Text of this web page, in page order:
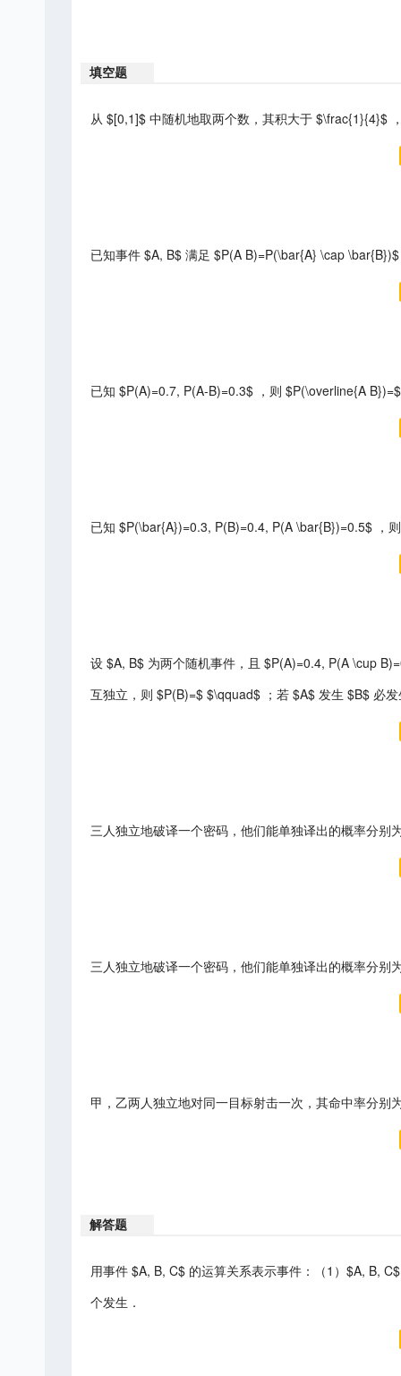
填空题
从 $[0,1]$ 中随机地取两个数，其积大于 $\frac{1}{4}$
已知事件 $A, B$ 满足 $P(A B)=P(\bar{A} \cap
已知 $P(A)=0.7, P(A-B)=0.3$ ，则 $P(\overline{A B})=$
已知 $P(\bar{A})=0.3, P(B)=0.4, P(A \bar{B})=0.5$ ，
设 $A, B$ 为两个随机事件，且 $P(A)=0.4, P(A \cup
互独立，则 $P(B)=$ $\qquad$ ；若 $A$ 发生 $B$ 必
三人独立地破译一个密码，他们能单独译出的概率分
三人独立地破译一个密码，他们能单独译出的概率分
甲，乙两人独立地对同一目标射击一次，其命中率分
解答题
用事件 $A, B, C$ 的运算关系表示事件：（1）$A, B,
个发生．